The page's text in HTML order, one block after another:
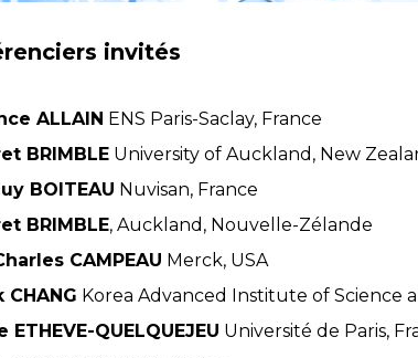
invités
ALLAIN ENS Paris-Saclay, France
BRIMBLEUniversity of Auckland, New
BOITEAU Nuvisan, France
BRIMBLE, Auckland, Nouvelle-Zélande
CAMPEAU Merck, USA
CHANG Korea Advanced Institute of Science
ETHEVE-QUELQUEJEU Université de Paris,